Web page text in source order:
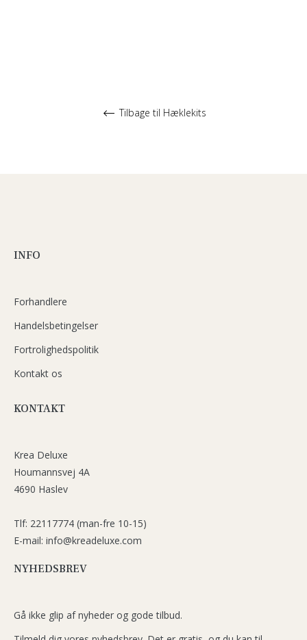
Tilbage til Hæklekits
INFO
Forhandlere
Handelsbetingelser
Fortrolighedspolitik
Kontakt os
KONTAKT
Krea Deluxe
Houmannsvej 4A
4690 Haslev
Tlf: 22117774 (man-fre 10-15)
E-mail: info@kreadeluxe.com
NYHEDSBREV
Gå ikke glip af nyheder og gode tilbud.